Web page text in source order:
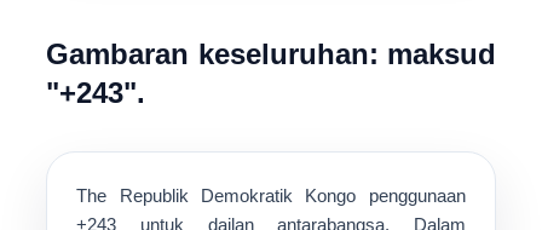
Gambaran keseluruhan: maksud
"+243".
The Republik Demokratik Kongo penggunaan
+243 untuk dailan antarabangsa. Dalam